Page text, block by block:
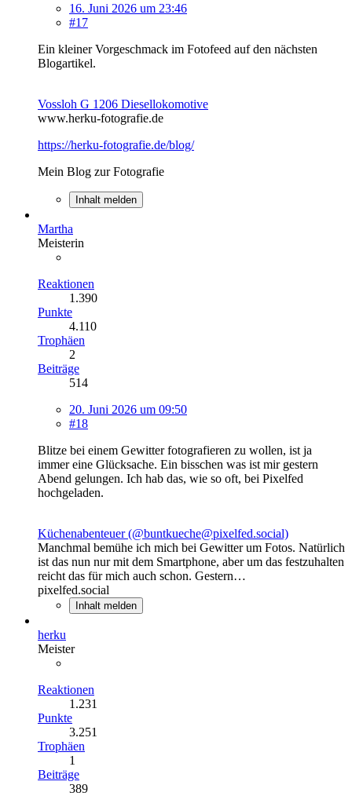
16. Juni 2026 um 23:46
#17
Ein kleiner Vorgeschmack im Fotofeed auf den nächsten
Blogartikel.
Vossloh G 1206 Diesellokomotive
www.herku-fotografie.de
https://herku-fotografie.de/blog/
Mein Blog zur Fotografie
Inhalt melden
Martha
Meisterin
Reaktionen
1.390
Punkte
4.110
Trophäen
2
Beiträge
514
20. Juni 2026 um 09:50
#18
Blitze bei einem Gewitter fotografieren zu wollen, ist ja
immer eine Glücksache. Ein bisschen was ist mir gestern
Abend gelungen. Ich hab das, wie so oft, bei Pixelfed
hochgeladen.
Küchenabenteuer (@buntkueche@pixelfed.social)
Manchmal bemühe ich mich bei Gewitter um Fotos. Natürlich
ist das nun nur mit dem Smartphone, aber um das festzuhalten
reicht das für mich auch schon. Gestern…
pixelfed.social
Inhalt melden
herku
Meister
Reaktionen
1.231
Punkte
3.251
Trophäen
1
Beiträge
389